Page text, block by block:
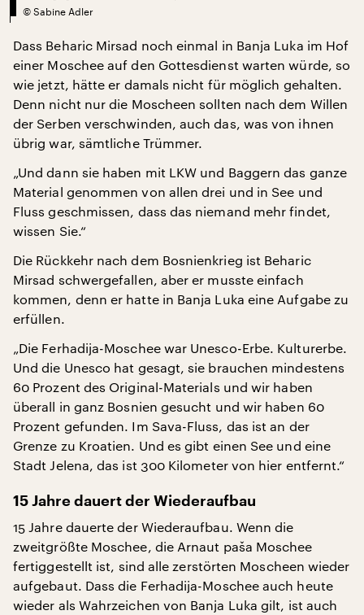
© Sabine Adler
Dass Beharic Mirsad noch einmal in Banja Luka im Hof
einer Moschee auf den Gottesdienst warten würde, so
wie jetzt, hätte er damals nicht für möglich gehalten.
Denn nicht nur die Moscheen sollten nach dem Willen
der Serben verschwinden, auch das, was von ihnen
übrig war, sämtliche Trümmer.
„Und dann sie haben mit LKW und Baggern das ganze
Material genommen von allen drei und in See und
Fluss geschmissen, dass das niemand mehr findet,
wissen Sie.“
Die Rückkehr nach dem Bosnienkrieg ist Beharic
Mirsad schwergefallen, aber er musste einfach
kommen, denn er hatte in Banja Luka eine Aufgabe zu
erfüllen.
„Die Ferhadija-Moschee war Unesco-Erbe. Kulturerbe.
Und die Unesco hat gesagt, sie brauchen mindestens
60 Prozent des Original-Materials und wir haben
überall in ganz Bosnien gesucht und wir haben 60
Prozent gefunden. Im Sava-Fluss, das ist an der
Grenze zu Kroatien. Und es gibt einen See und eine
Stadt Jelena, das ist 300 Kilometer von hier entfernt.“
15 Jahre dauert der Wiederaufbau
15 Jahre dauerte der Wiederaufbau. Wenn die
zweitgrößte Moschee, die Arnaut paša Moschee
fertiggestellt ist, sind alle zerstörten Moscheen wieder
aufgebaut. Dass die Ferhadija-Moschee auch heute
wieder als Wahrzeichen von Banja Luka gilt, ist auch